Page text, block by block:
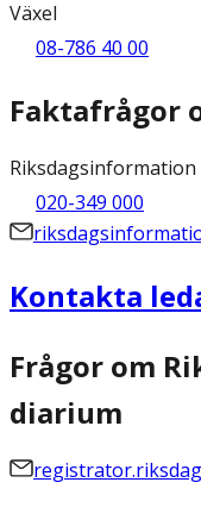
Växel
08-786 40 00
Faktafrågor
Riksdagsinformation
020-349 000
Kontakta
Frågor om
diarium